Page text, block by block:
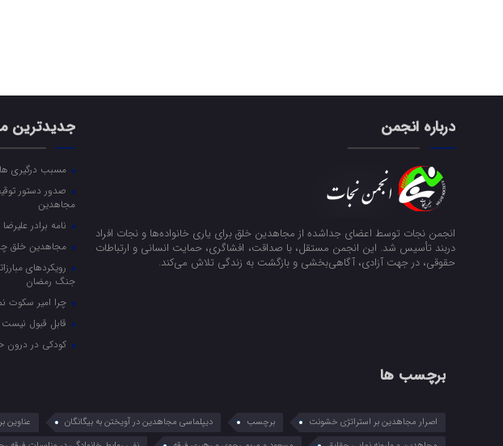
درباره انجمن
انجمن نجات توسط اعضای جداشده از مجاهدین خلق برای یاری خانواده‌ها و نجات افراد
دربند تأسیس شد. این انجمن مستقل، با صداقت، افشاگری، حمایت انسانی و ارتباطات
حقوقی، در جهت آزادی، آگاهی‌بخشی و بازگشت به زندگی تلاش می‌کند.
جدیدترین
مسبب درگیری های 6 و 7 مرداد سال 88 در قرارگاه اشرف –
صدور دستور
مجاهدین
نامه برادر
مجاهدین خلق
رویکرد‌های
جنگ رمضان
چرا امیر سکوت
قابل قبول
کودکی در درون
برچسب ها
اصرار مجاهدین بر استراتژی خشونت برچسب دیپلماسی مجاهدین در آویختن به بیگانگان عناوین